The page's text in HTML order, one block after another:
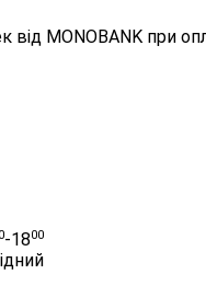
від MONOBANK при
-1800